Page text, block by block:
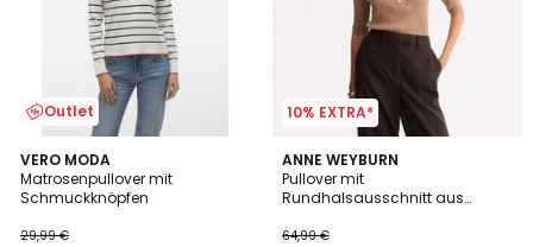
Outlet
VERO MODA
Matrosenpullover mit
Schmuckknöpfen
29,99 €
4,8
/ 5
10% EXTRA*
ANNE WEYBURN
Pullover mit
Rundhalsausschnitt aus
Rippenstruktur
64,99 €
5
/
5